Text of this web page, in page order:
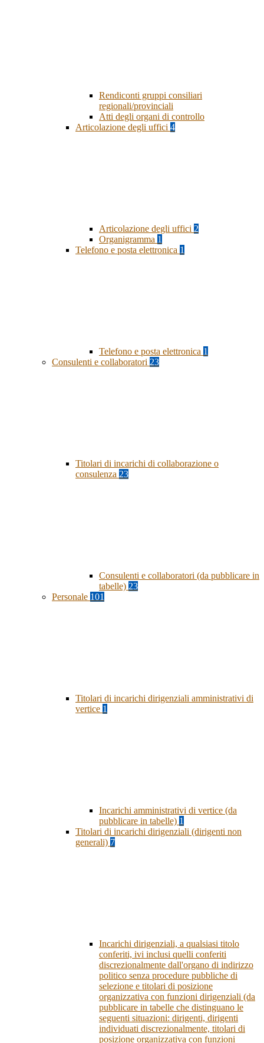
Rendiconti gruppi consiliari
regionali/provinciali
Atti degli organi di controllo
Articolazione degli uffici 4
Articolazione degli uffici 2
Organigramma 1
Telefono e posta elettronica 1
Telefono e posta elettronica 1
Consulenti e collaboratori 23
Titolari di incarichi di collaborazione o
consulenza 23
Consulenti e collaboratori (da pubblicare in
tabelle) 23
Personale 101
Titolari di incarichi dirigenziali amministrativi di
vertice 1
Incarichi amministrativi di vertice (da
pubblicare in tabelle) 1
Titolari di incarichi dirigenziali (dirigenti non
generali) 7
Incarichi dirigenziali, a qualsiasi titolo
conferiti, ivi inclusi quelli conferiti
discrezionalmente dall'organo di indirizzo
politico senza procedure pubbliche di
selezione e titolari di posizione
organizzativa con funzioni dirigenziali (da
pubblicare in tabelle che distinguano le
seguenti situazioni: dirigenti, dirigenti
individuati discrezionalmente, titolari di
posizione organizzativa con funzioni